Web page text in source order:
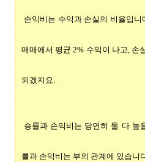
손익비는 수익과 손실의 비율입
매매에서 평균 2% 수익이 나고, 손
되겠지요.
승률과 손익비는 당연히 둘 다 높
률과 손익비는 부의 관계에 있습니